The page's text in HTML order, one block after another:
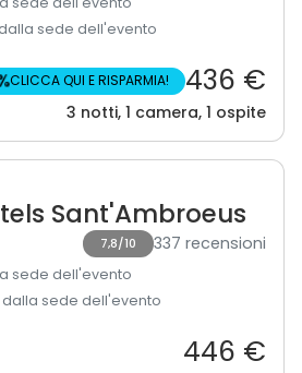
dalla sede dell'evento
CLICCA QUI E RISPARMIA! 436 €
3 notti, 1 camera, 1 ospite
Sant'Ambroeus
7,8/10 337 recensioni
sede dell'evento
dalla sede dell'evento
446 €